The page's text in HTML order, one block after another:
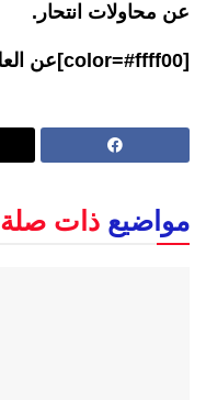
عن محاولات انتحار.
[color=#ffff00]عن العلم [/color]
مواضيع ذات صلة